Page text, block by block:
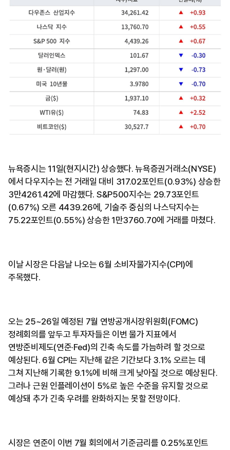
뉴욕증시는 11일(현지시간) 상승했다. 뉴욕증권거래소(NYSE)
에서 다우지수는 전 거래일 대비 317.02포인트(0.93%) 상승한
3만4261.42에 마감했다. S&P500지수는 29.73포인트
(0.67%) 오른 4439.26에, 기술주 중심의 나스닥지수는
75.22포인트(0.55%) 상승한 1만3760.70에 거래를 마쳤다.
이날 시장은 다음날 나오는 6월 소비자물가지수(CPI)에
주목했다.
오는 25~26일 예정된 7월 연방공개시장위원회(FOMC)
정례회의를 앞두고 투자자들은 이번 물가 지표에서
연방준비제도(연준·Fed)의 긴축 속도를 가늠하려 할 것으로
예상된다. 6월 CPI는 지난해 같은 기간보다 3.1% 오르는 데
그쳐 지난해 기록한 9.1%에 비해 크게 낮아질 것으로 예상된다.
그러나 근원 인플레이션이 5%로 높은 수준을 유지할 것으로
예상돼 추가 긴축 우려를 완화하지는 못할 전망이다.
시장은 연준이 이번 7월 회의에서 기준금리를 0.25%포인트